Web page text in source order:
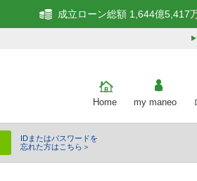
成立ローン総額 1,644億5,417
Home my maneo
IDまたはパスワードを
忘れた方はこちら＞